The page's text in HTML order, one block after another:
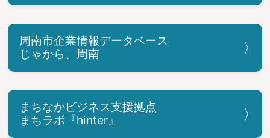
周南市企業情報データベース
じゃから、周南
まちなかビジネス支援拠点
まちラボ『hinter』